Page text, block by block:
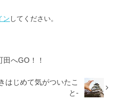
ン してください。
田へGO！！
じめて気がついたこ
と-